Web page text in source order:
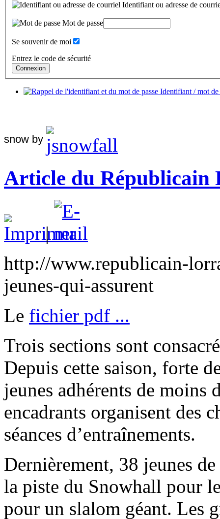
Identifiant ou adresse de
Mot de passe
Se souvenir de moi
Entrez le code de sécurité
Identifiant / mot de
snow by
Article du Républicain
|
http://www.republicain-
jeunes-qui-assurent
Le fichier pdf ...
Trois sections sont
Depuis cette saison, forte
jeunes adhérents de moins
encadrants organisent des
séances d’entraînements.
Dernièrement, 38 jeunes
la piste du Snowhall pour
pour un slalom géant. Les